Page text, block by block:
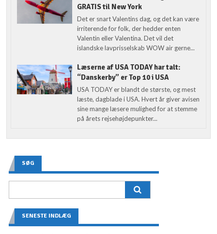
GRATIS til New York
Det er snart Valentins dag, og det kan være
irriterende for folk, der hedder enten
Valentin eller Valentina. Det vil det
islandske lavprisselskab WOW air gerne...
Læserne af USA TODAY har talt:
“Danskerby” er Top 10 i USA
USA TODAY er blandt de største, og mest
læste, dagblade i USA. Hvert år giver avisen
sine mange læsere mulighed for at stemme
på årets rejsehøjdepunkter...
SØG
SENESTE INDLÆG